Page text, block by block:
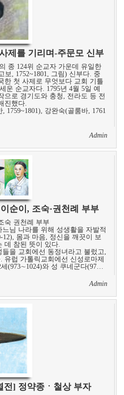
제를 기리며-주문모 신부
종 124위 순교자 가운데 유일한
보, 1752~1801, 그림) 신부다. 중
한 첫 사제로 무엇보다 교회 기틀
운 순교자다. 1795년 4월 5일 예
으로 경기도와 충청, 전라도 등 전
진했다.
1759~1801), 강완숙(골룸바, 1761
Admin
순이, 조숙·권천례 부부
숙 권천례 부부
님 나라를 위해 성생활을 자발적
12), 몸과 마음, 정신을 깨끗이 보
데 참된 뜻이 있다.
을 교회에선 동정녀라고 불렀고,
유럽 가톨릭교회에선 신성로마제
(973∼1024)와 성 쿠네군다(97…
Admin
전] 정약종ㆍ철상 부자